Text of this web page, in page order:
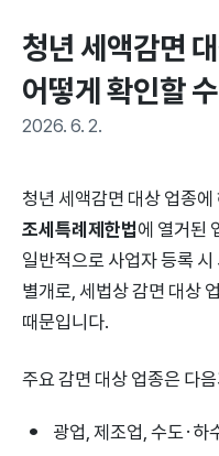
청년 세액감면
어떻게 확인할
2026. 6. 2.
청년 세액감면 대상 업종
조세특례제한법에 열거된
일반적으로 사업자 등록
별개로, 세법상 감면 대상
때문입니다.
주요 감면 대상 업종은 다
광업, 제조업, 수도·하